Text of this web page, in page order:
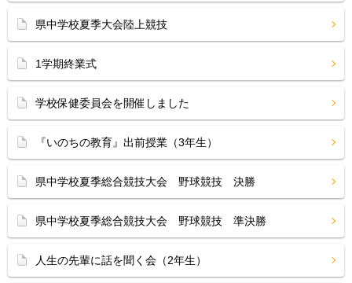
県中学校夏季大会陸上競技
1学期終業式
学校保健委員会を開催しました
『いのちの教育』出前授業（3年生）
県中学校夏季総合競技大会 野球競技 決勝
県中学校夏季総合競技大会 野球競技 準決勝
人生の先輩に話を聞く会（2年生）